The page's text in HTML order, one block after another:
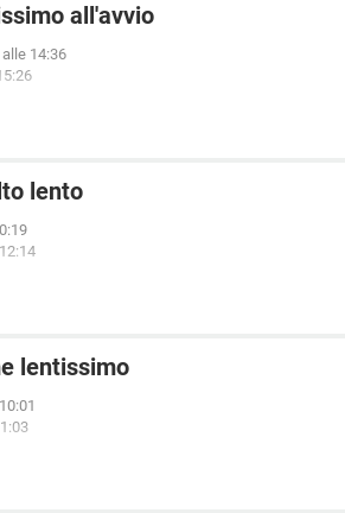
all'avvio
14:36
lento
lentissimo